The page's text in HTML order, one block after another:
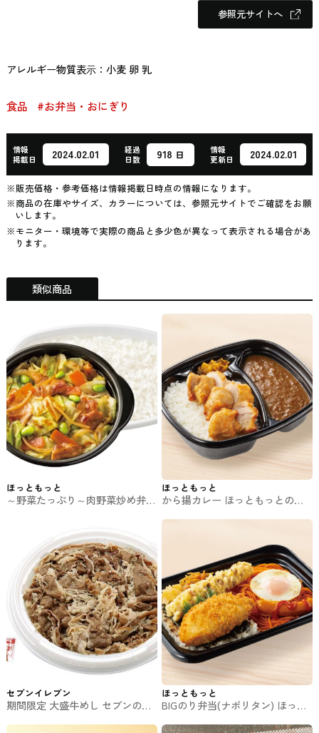
参照元サイトへ
アレルギー物質表⽰：小麦 卵 乳
食品 #お弁当・おにぎり
情報
掲載日
2024.02.01
経過
日数
918 日
情報
更新日
2024.02.01
※販売価格・参考価格は情報掲載日時点の情報になります。
※商品の在庫やサイズ、カラーについては、参照元サイトでご確認をお願
いします。
※モニター・環境等で実際の商品と多少色が異なって表示される場合があ
ります。
類似商品
ほっともっと
～野菜たっぷり～肉野菜炒め弁当
ほっともっと
から揚カレー ほっともっとのお
セブンイレブン
期間限定 大盛牛めし セブンのお
ほっともっと
BIGのり弁当(ナポリタン) ほっと